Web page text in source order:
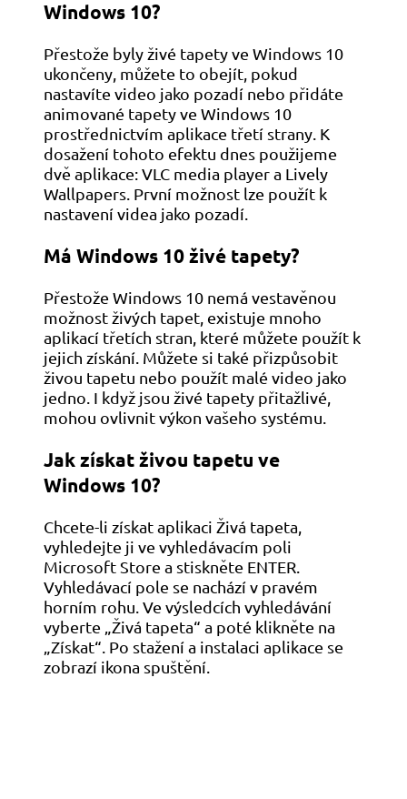
Windows 10?
Přestože byly živé tapety ve Windows 10
ukončeny, můžete to obejít, pokud
nastavíte video jako pozadí nebo přidáte
animované tapety ve Windows 10
prostřednictvím aplikace třetí strany. K
dosažení tohoto efektu dnes použijeme
dvě aplikace: VLC media player a Lively
Wallpapers. První možnost lze použít k
nastavení videa jako pozadí.
Má Windows 10 živé tapety?
Přestože Windows 10 nemá vestavěnou
možnost živých tapet, existuje mnoho
aplikací třetích stran, které můžete použít k
jejich získání. Můžete si také přizpůsobit
živou tapetu nebo použít malé video jako
jedno. I když jsou živé tapety přitažlivé,
mohou ovlivnit výkon vašeho systému.
Jak získat živou tapetu ve
Windows 10?
Chcete-li získat aplikaci Živá tapeta,
vyhledejte ji ve vyhledávacím poli
Microsoft Store a stiskněte ENTER.
Vyhledávací pole se nachází v pravém
horním rohu. Ve výsledcích vyhledávání
vyberte „Živá tapeta“ a poté klikněte na
„Získat“. Po stažení a instalaci aplikace se
zobrazí ikona spuštění.